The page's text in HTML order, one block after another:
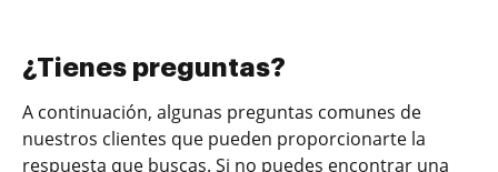
¿Tienes preguntas?
A continuación, algunas preguntas comunes de
nuestros clientes que pueden proporcionarte la
respuesta que buscas. Si no puedes encontrar una